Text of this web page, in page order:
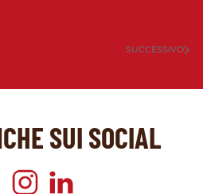
SUCCESSIVO
SUI SOCIAL